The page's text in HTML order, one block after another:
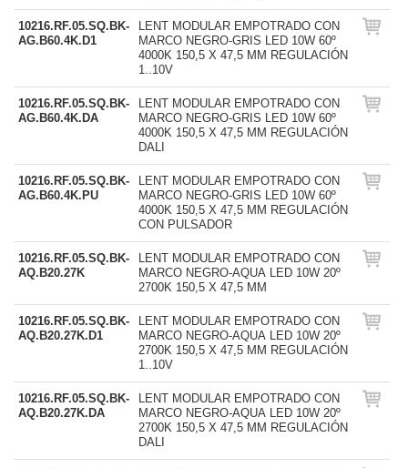
10216.RF.05.SQ.BK-
AG.B60.4K.D1
LENT MODULAR EMPOTRADO CON
MARCO NEGRO-GRIS LED 10W 60º
4000K 150,5 X 47,5 MM REGULACIÓN
1..10V
10216.RF.05.SQ.BK-
AG.B60.4K.DA
LENT MODULAR EMPOTRADO CON
MARCO NEGRO-GRIS LED 10W 60º
4000K 150,5 X 47,5 MM REGULACIÓN
DALI
10216.RF.05.SQ.BK-
AG.B60.4K.PU
LENT MODULAR EMPOTRADO CON
MARCO NEGRO-GRIS LED 10W 60º
4000K 150,5 X 47,5 MM REGULACIÓN
CON PULSADOR
10216.RF.05.SQ.BK-
AQ.B20.27K
LENT MODULAR EMPOTRADO CON
MARCO NEGRO-AQUA LED 10W 20º
2700K 150,5 X 47,5 MM
10216.RF.05.SQ.BK-
AQ.B20.27K.D1
LENT MODULAR EMPOTRADO CON
MARCO NEGRO-AQUA LED 10W 20º
2700K 150,5 X 47,5 MM REGULACIÓN
1..10V
10216.RF.05.SQ.BK-
AQ.B20.27K.DA
LENT MODULAR EMPOTRADO CON
MARCO NEGRO-AQUA LED 10W 20º
2700K 150,5 X 47,5 MM REGULACIÓN
DALI